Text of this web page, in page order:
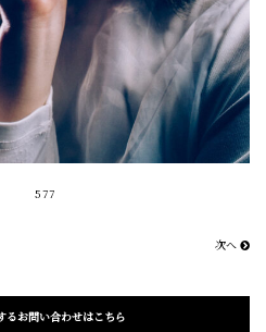
577
次へ
るお問い合わせはこちら